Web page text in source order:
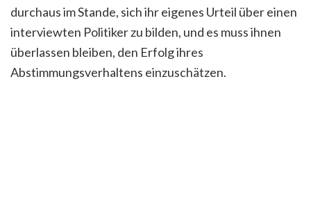
durchaus im Stande, sich ihr eigenes Urteil über einen
interviewten Politiker zu bilden, und es muss ihnen
überlassen bleiben, den Erfolg ihres
Abstimmungsverhaltens einzuschätzen.